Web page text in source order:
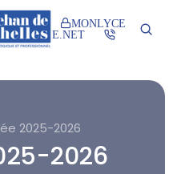
MONLYCE
E.NET
2025-2026
2026